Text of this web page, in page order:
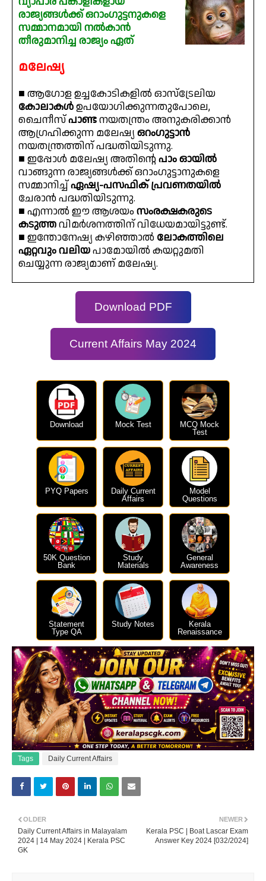
രാജ്യങ്ങൾക്ക് ഒറാംഗുട്ടനുകളെ
സമ്മാനമായി നൽകാൻ
തീരുമാനിച്ച രാജ്യം ഏത്
മലേഷ്യ
■ ആഗോള ഉച്ചകോടികളിൽ ഓസ്‌ട്രേലിയ
കോലാകൾഉപയോഗിക്കുന്നതുപോലെ,
ചൈനീസ്പാണ്ടനയതന്ത്രം അനുകരിക്കാൻ
ആഗ്രഹിക്കുന്ന മലേഷ്യ ഒറംഗുട്ടാൻ
നയതന്ത്രത്തിന് പദ്ധതിയിടുന്നു.
■ ഇപ്പോൾ മലേഷ്യ അതിൻ്റെപാം ഓയിൽ
വാങ്ങുന്ന രാജ്യങ്ങൾക്ക് ഒറാംഗുട്ടാനുകളെ
സമ്മാനിച്ച്ഏഷ്യ-പസഫിക് പ്രവണതയിൽ
ചേരാൻ പദ്ധതിയിടുന്നു.
■ എന്നാൽ ഈ ആശയം സംരക്ഷകരുടെ
കടുത്തവിമർശനത്തിന് വിധേയമായിട്ടുണ്ട്.
■ ഇന്തോനേഷ്യ കഴിഞ്ഞാൽ ലോകത്തിലെ
ഏറ്റവും വലിയപാമോയിൽ കയറ്റുമതി
ചെയ്യുന്ന രാജ്യമാണ് മലേഷ്യ.
Download PDF
Current Affairs May 2024
Download Mock Test
MCQ Mock
Test
PYQ Papers
Daily Current
Affairs
Model
Questions
50K Question
Bank
Study
Materials
General
Awareness
Statement
Type QA
Study Notes
Kerala
Renaissance
Tags Daily Current Affairs
NEWER
Kerala PSC | Boat Lascar Exam
Answer Key 2024 [032/2024]
OLDER
Daily Current Affairs in Malayalam
2024 | 14 May 2024 | Kerala PSC
GK